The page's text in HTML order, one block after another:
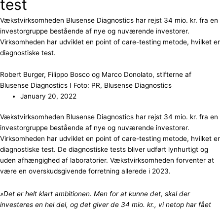
test
Vækstvirksomheden Blusense Diagnostics har rejst 34 mio. kr. fra en
investorgruppe bestående af nye og nuværende investorer.
Virksomheden har udviklet en point of care-testing metode, hvilket er
diagnostiske test.
Robert Burger, Filippo Bosco og Marco Donolato, stifterne af
Blusense Diagnostics I Foto: PR, Blusense Diagnostics
January 20, 2022
Vækstvirksomheden Blusense Diagnostics har rejst 34 mio. kr. fra en
investorgruppe bestående af nye og nuværende investorer.
Virksomheden har udviklet en point of care-testing metode, hvilket er
diagnostiske test. De diagnostiske tests bliver udført lynhurtigt og
uden afhængighed af laboratorier. Vækstvirksomheden forventer at
være en overskudsgivende forretning allerede i 2023.
»Det er helt klart ambitionen. Men for at kunne det, skal der
investeres en hel del, og det giver de 34 mio. kr., vi netop har fået